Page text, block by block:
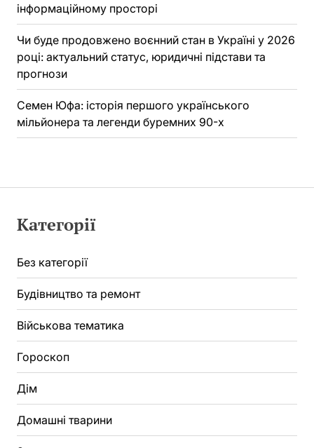
інформаційному просторі
Чи буде продовжено воєнний стан в Україні у 2026
році: актуальний статус, юридичні підстави та
прогнози
Семен Юфа: історія першого українського
мільйонера та легенди буремних 90-х
Категорії
Без категорії
Будівництво та ремонт
Військова тематика
Гороскоп
Дім
Домашні тварини